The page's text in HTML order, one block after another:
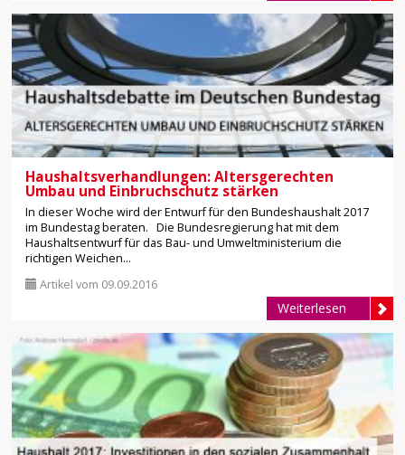
Haushaltsverhandlungen: Altersgerechten
Umbau und Einbruchschutz stärken
In dieser Woche wird der Entwurf für den Bundeshaushalt 2017
im Bundestag beraten. Die Bundesregierung hat mit dem
Haushaltsentwurf für das Bau- und Umweltministerium die
richtigen Weichen...
Artikel vom 09.09.2016
Weiterlesen